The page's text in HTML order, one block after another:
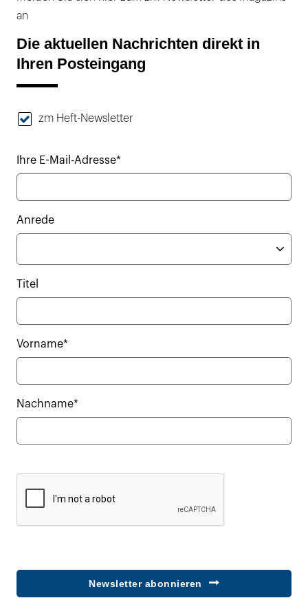
an
Die aktuellen Nachrichten direkt in
Ihren Posteingang
zm Heft-Newsletter
Ihre E-Mail-Adresse*
Anrede
Titel
Vorname*
Nachname*
Newsletter abonnieren